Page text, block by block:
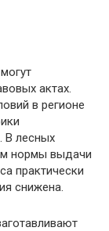
актах.
в регионе
В лесных
нормы выдачи
практически
снижена.